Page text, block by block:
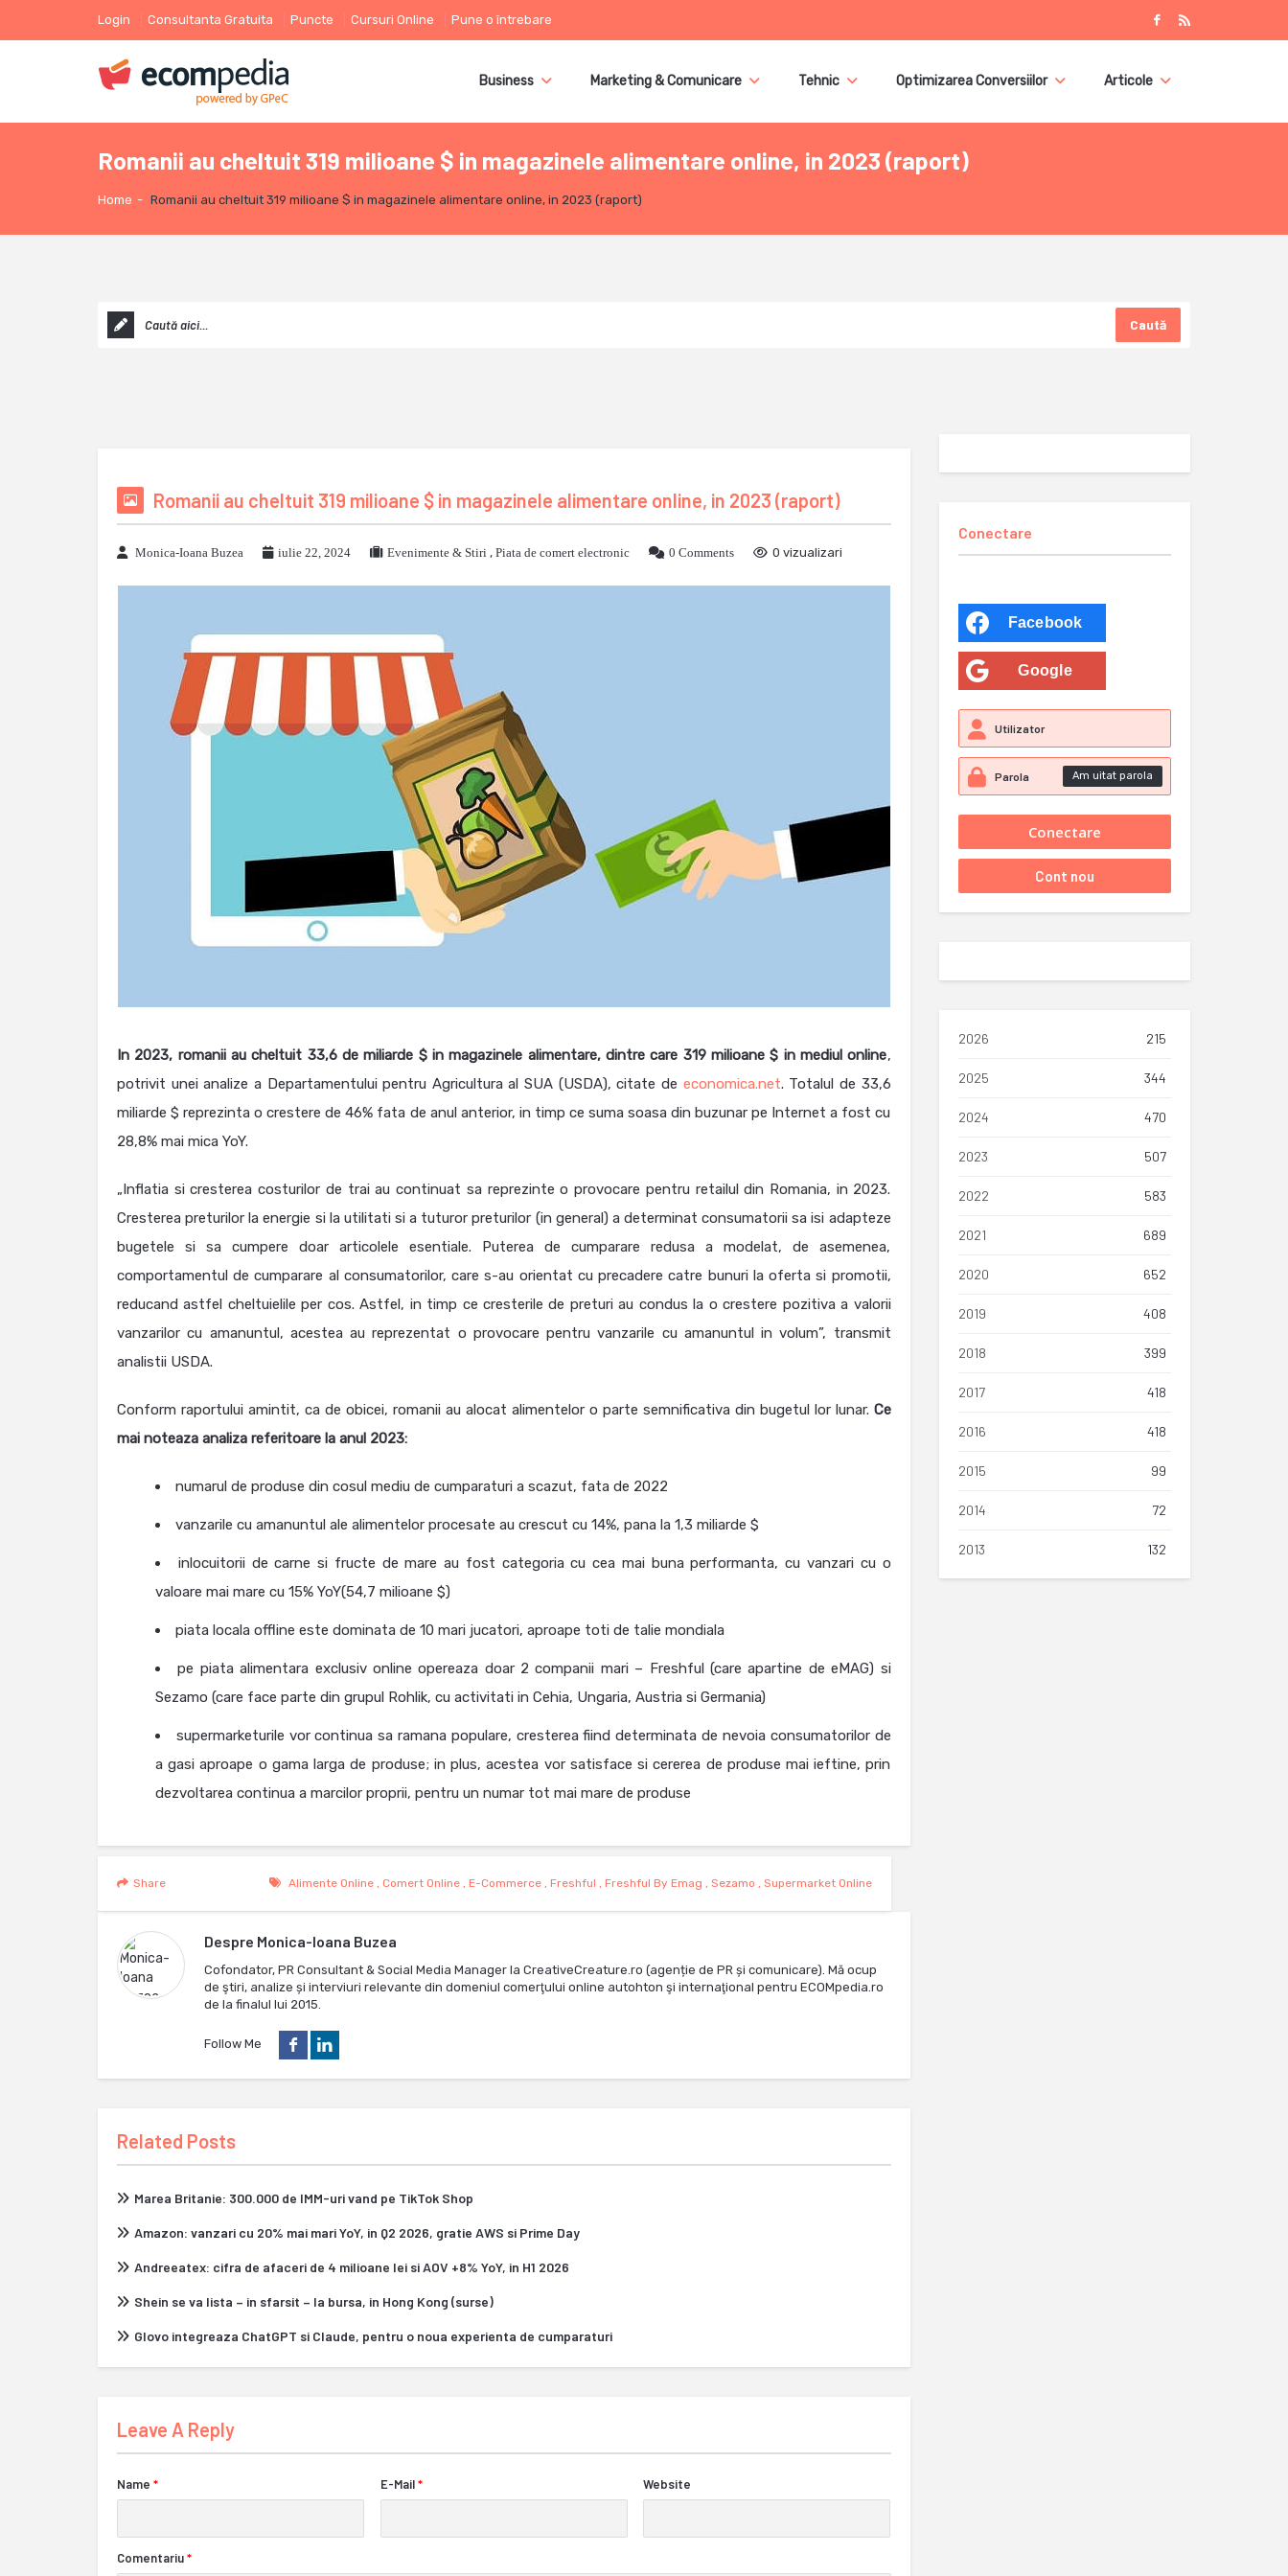
Login Consultanta Gratuita Puncte Cursuri Online Pune o întrebare
Business Marketing & Comunicare Tehnic Optimizarea Conversiilor Articole
Romanii au cheltuit 319 milioane $ in magazinele alimentare online, in 2023 (raport)
Home - Romanii au cheltuit 319 milioane $ in magazinele alimentare online, in 2023 (raport)
Caută
Romanii au cheltuit 319 milioane $ in magazinele alimentare online, in 2023 (raport)
Monica-Ioana Buzea iulie 22, 2024 Evenimente & Stiri , Piata de comert electronic 0 Comments 0 vizualizari
In 2023, romanii au cheltuit 33,6 de miliarde $ in magazinele alimentare, dintre care 319 milioane $ in mediul online,
potrivit unei analize a Departamentului pentru Agricultura al SUA (USDA), citate de economica.net. Totalul de 33,6
miliarde $ reprezinta o crestere de 46% fata de anul anterior, in timp ce suma soasa din buzunar pe Internet a fost cu
28,8% mai mica YoY.
„Inflatia si cresterea costurilor de trai au continuat sa reprezinte o provocare pentru retailul din Romania, in 2023.
Cresterea preturilor la energie si la utilitati si a tuturor preturilor (in general) a determinat consumatorii sa isi adapteze
bugetele si sa cumpere doar articolele esentiale. Puterea de cumparare redusa a modelat, de asemenea,
comportamentul de cumparare al consumatorilor, care s-au orientat cu precadere catre bunuri la oferta si promotii,
reducand astfel cheltuielile per cos. Astfel, in timp ce cresterile de preturi au condus la o crestere pozitiva a valorii
vanzarilor cu amanuntul, acestea au reprezentat o provocare pentru vanzarile cu amanuntul in volum”, transmit
analistii USDA.
Conform raportului amintit, ca de obicei, romanii au alocat alimentelor o parte semnificativa din bugetul lor lunar. Ce
mai noteaza analiza referitoare la anul 2023:
numarul de produse din cosul mediu de cumparaturi a scazut, fata de 2022
vanzarile cu amanuntul ale alimentelor procesate au crescut cu 14%, pana la 1,3 miliarde $
inlocuitorii de carne si fructe de mare au fost categoria cu cea mai buna performanta, cu vanzari cu o
valoare mai mare cu 15% YoY(54,7 milioane $)
piata locala offline este dominata de 10 mari jucatori, aproape toti de talie mondiala
pe piata alimentara exclusiv online opereaza doar 2 companii mari – Freshful (care apartine de eMAG) si
Sezamo (care face parte din grupul Rohlik, cu activitati in Cehia, Ungaria, Austria si Germania)
supermarketurile vor continua sa ramana populare, cresterea fiind determinata de nevoia consumatorilor de
a gasi aproape o gama larga de produse; in plus, acestea vor satisface si cererea de produse mai ieftine, prin
dezvoltarea continua a marcilor proprii, pentru un numar tot mai mare de produse
Alimente Online, Comert Online, E-Commerce, Freshful , Freshful By Emag , Sezamo , Supermarket Online
Share
Despre Monica-Ioana Buzea
Cofondator, PR Consultant & Social Media Manager la CreativeCreature.ro (agenție de PR și comunicare). Mă ocup
de ştiri, analize și interviuri relevante din domeniul comerţului online autohton şi internaţional pentru ECOMpedia.ro
de la finalul lui 2015.
Follow Me
Related Posts
Marea Britanie: 300.000 de IMM-uri vand pe TikTok Shop
Amazon: vanzari cu 20% mai mari YoY, in Q2 2026, gratie AWS si Prime Day
Andreeatex: cifra de afaceri de 4 milioane lei si AOV +8% YoY, in H1 2026
Shein se va lista – in sfarsit – la bursa, in Hong Kong (surse)
Glovo integreaza ChatGPT si Claude, pentru o noua experienta de cumparaturi
Leave A Reply
Name * E-Mail * Website
Comentariu*
Conectare
Facebook
Google
Am uitat parola
2026 215
2025 344
2024 470
2023 507
2022 583
2021 689
2020 652
2019 408
2018 399
2017 418
2016 418
2015 99
2014 72
2013 132